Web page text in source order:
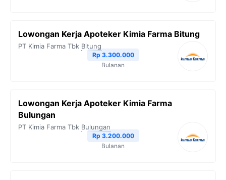
Lowongan Kerja Apoteker Kimia Farma Bitung
PT Kimia Farma Tbk Bitung
Rp 3.300.000
Bulanan
Lowongan Kerja Apoteker Kimia Farma
Bulungan
PT Kimia Farma Tbk Bulungan
Rp 3.200.000
Bulanan